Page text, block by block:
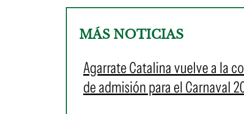
MÁS NOTICIAS
Agarrate Catalina vuelve a la
de admisión para el Carnaval